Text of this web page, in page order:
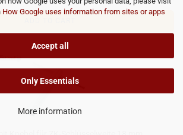
How Google uses information from sites or apps
Accept all
Only Essentials
More information